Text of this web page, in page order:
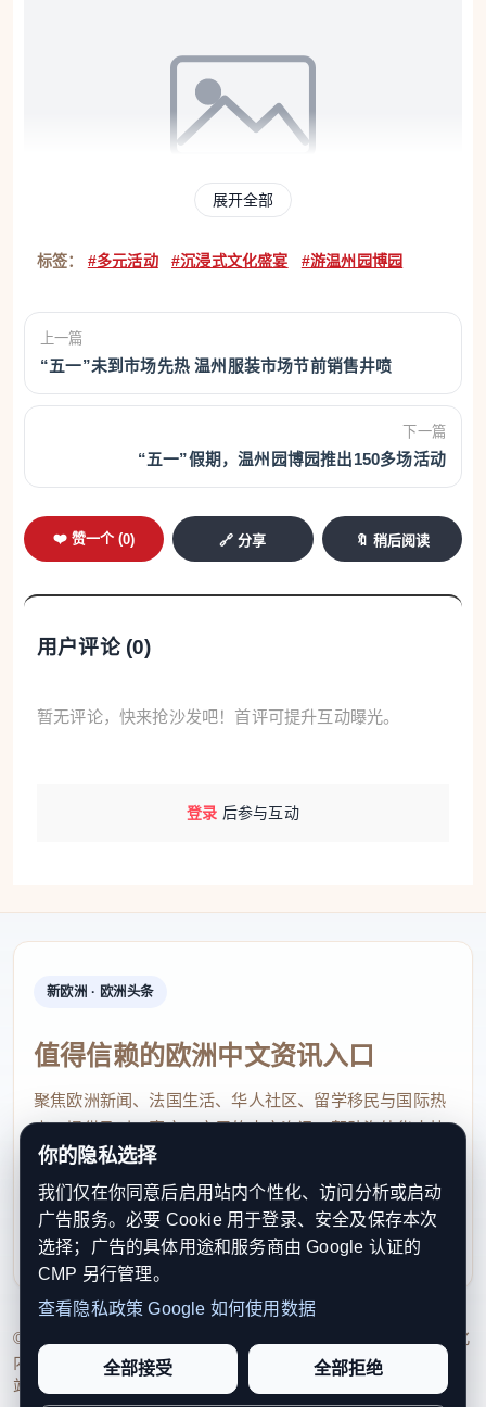
从“静默艺术”人体雕塑表演，到丝路名画模仿秀、复
实现常态化演出，每周末带来精彩艺术体验。而此次
“五一”假期，该演出将进一步升级，新增乐队弹唱环
节，打造不间断的假日艺术嘉年华，为游客营造“可
展开全部
标签： #多元活动 #沉浸式文化盛宴 #游温州园博园
上一篇
“五一”未到市场先热 温州服装市场节前销售井喷
下一篇
“五一”假期，温州园博园推出150多场活动
❤️ 赞一个 (0) 🔗 分享 🔖 稍后阅读
用户评论 (0)
暂无评论，快来抢沙发吧！首评可提升互动曝光。
登录 后参与互动
新欧洲 · 欧洲头条
值得信赖的欧洲中文资讯入口
聚焦欧洲新闻、法国生活、华人社区、留学移民与国际热
点，提供及时、真实、实用的中文资讯，帮助海外华人快
速了解欧洲动态。
contact@xinouzhou.com
服务支持、版权与合作：工作日优先处理站务、投稿与权
利通知
© 2026 新欧洲·欧洲头条. All Rights Reserved. 本网站持续优化
内容透明度、联系方式与用户权利说明，以提升品牌信任感和
站点完整度。
你的隐私选择
我们仅在你同意后启用站内个性化、访问分析或启动
广告服务。必要 Cookie 用于登录、安全及保存本次
选择；广告的具体用途和服务商由 Google 认证的
CMP 另行管理。
查看隐私政策 Google 如何使用数据
全部接受 全部拒绝